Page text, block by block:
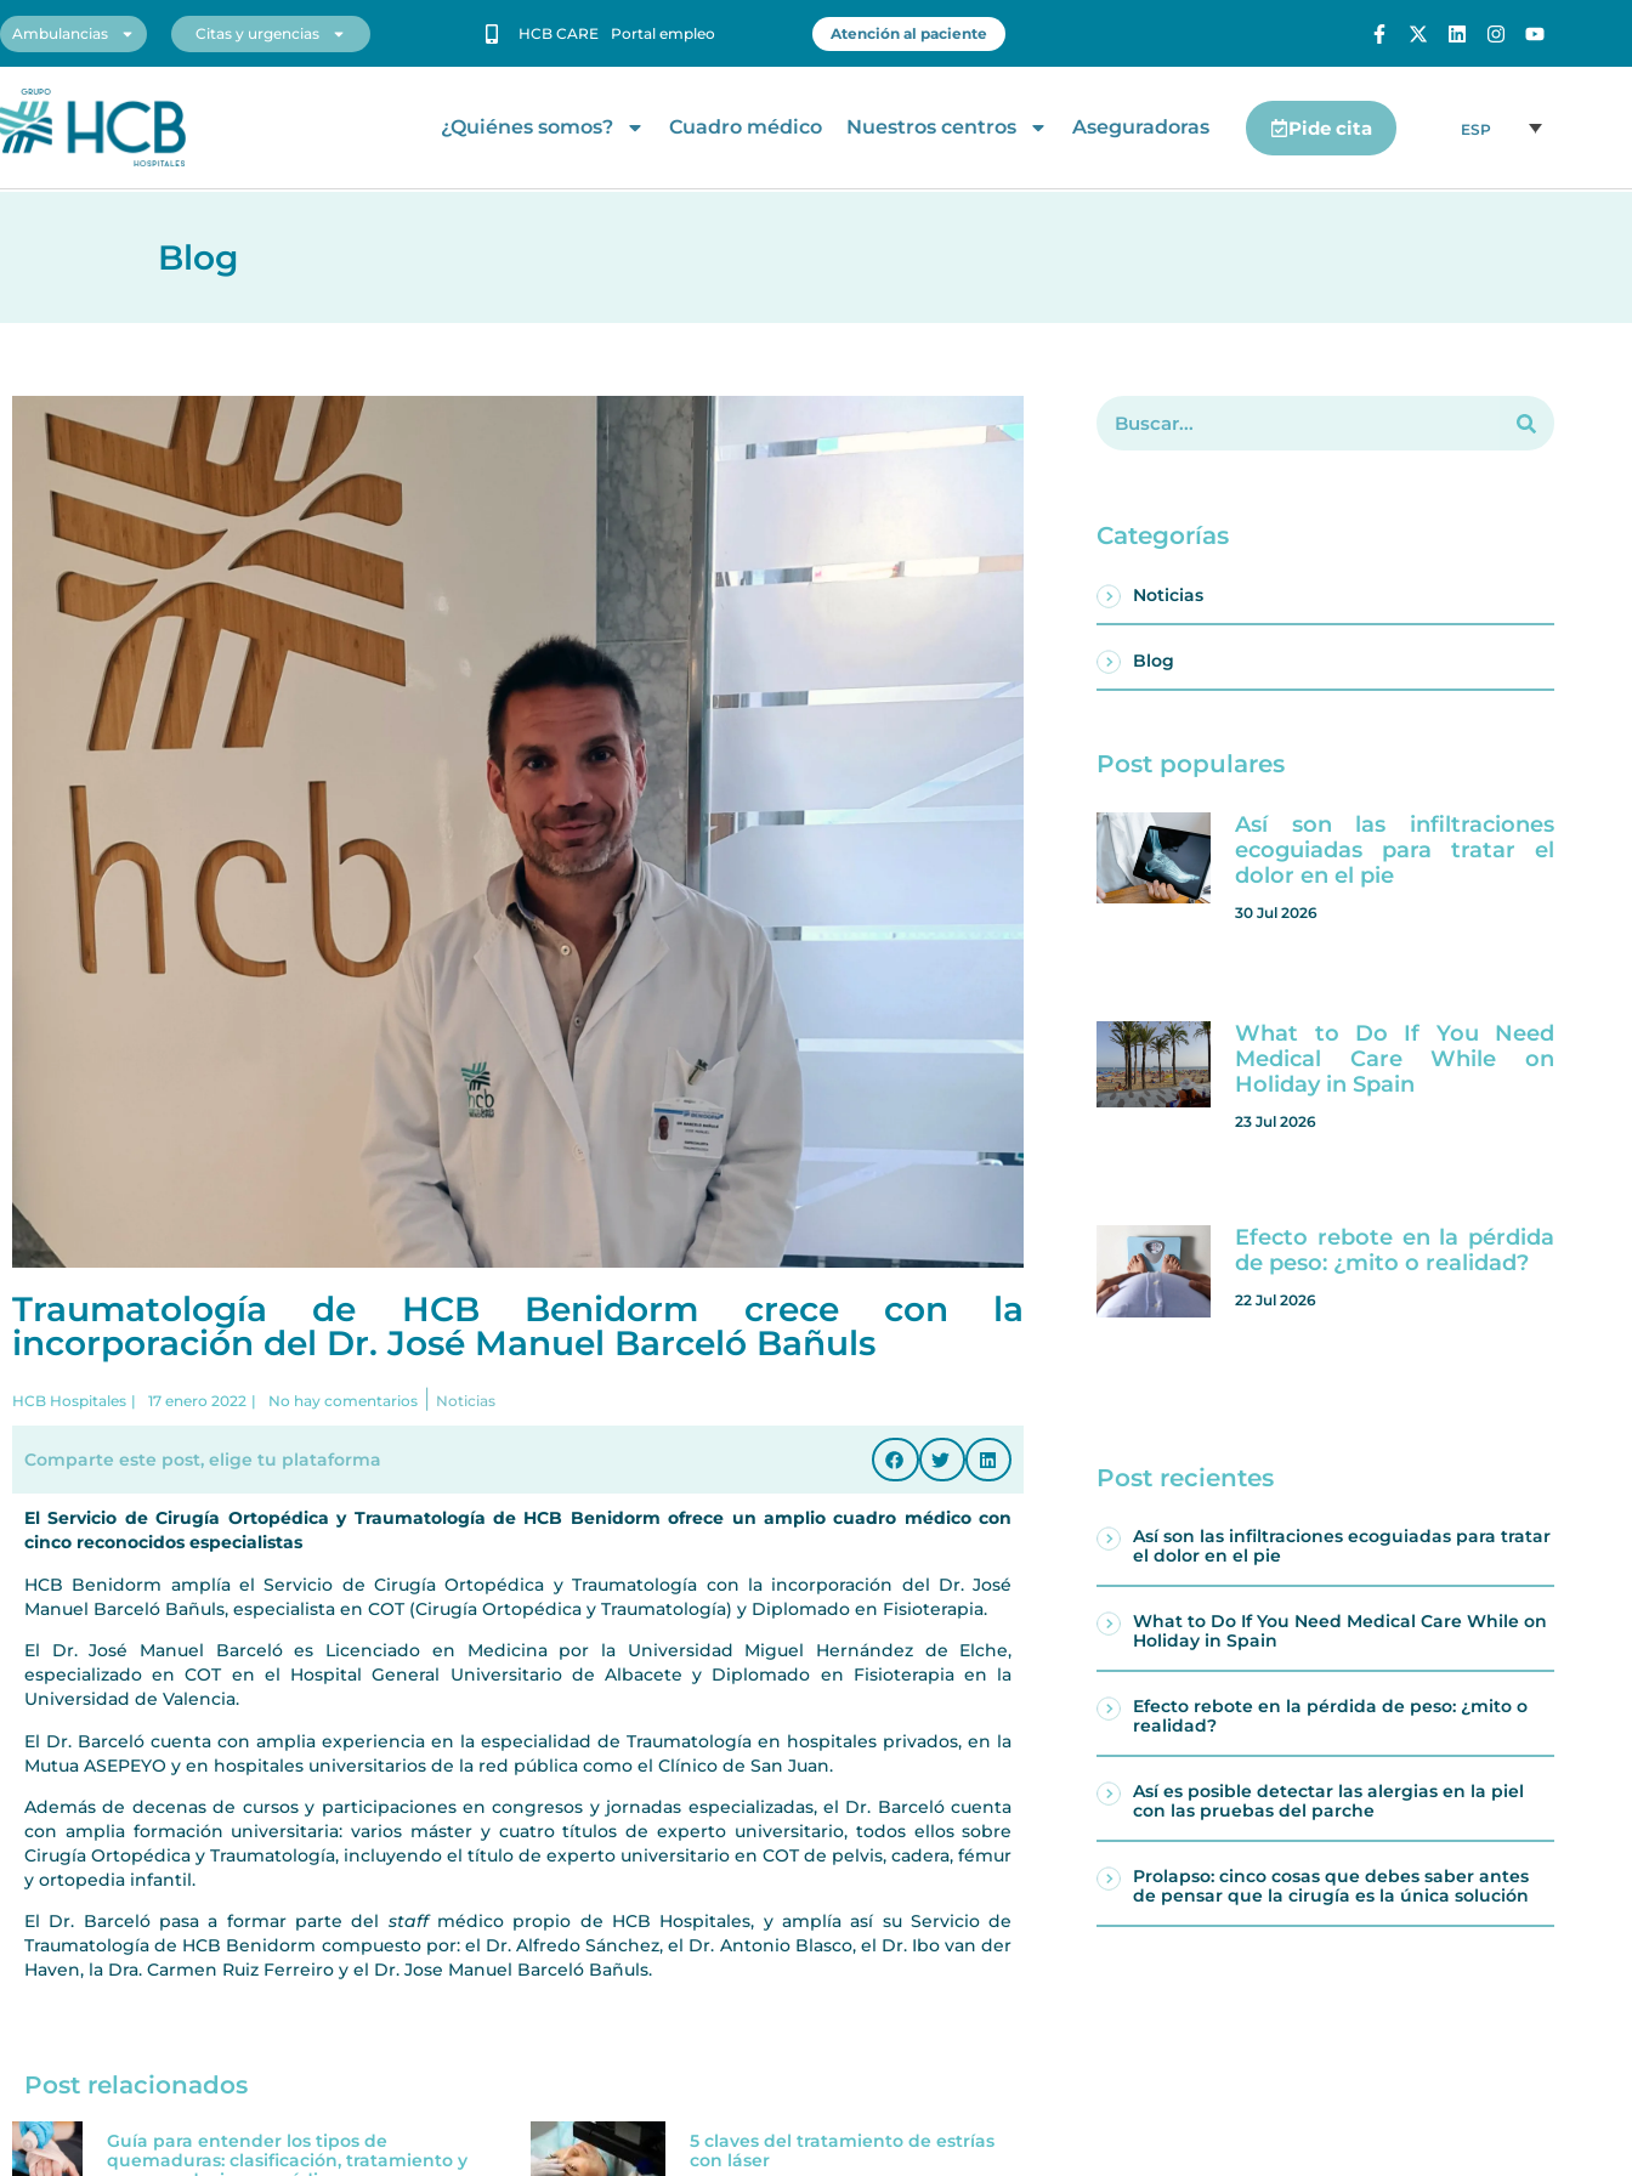
Ambulancias Citas y urgencias HCB CARE Portal empleo Atención al paciente
¿Quiénes somos? Cuadro médico Nuestros centros Aseguradoras Pide cita ESP
Blog
Traumatología de HCB Benidorm crece con la
incorporación del Dr. José Manuel Barceló Bañuls
HCB Hospitales | 17 enero 2022 | No hay comentarios Noticias
Comparte este post, elige tu plataforma
El Servicio de Cirugía Ortopédica y Traumatología de HCB Benidorm ofrece un amplio cuadro médico con
cinco reconocidos especialistas
HCB Benidorm amplía el Servicio de Cirugía Ortopédica y Traumatología con la incorporación del Dr. José
Manuel Barceló Bañuls, especialista en COT (Cirugía Ortopédica y Traumatología) y Diplomado en Fisioterapia.
El Dr. José Manuel Barceló es Licenciado en Medicina por la Universidad Miguel Hernández de Elche,
especializado en COT en el Hospital General Universitario de Albacete y Diplomado en Fisioterapia en la
Universidad de Valencia.
El Dr. Barceló cuenta con amplia experiencia en la especialidad de Traumatología en hospitales privados, en la
Mutua ASEPEYO y en hospitales universitarios de la red pública como el Clínico de San Juan.
Además de decenas de cursos y participaciones en congresos y jornadas especializadas, el Dr. Barceló cuenta
con amplia formación universitaria: varios máster y cuatro títulos de experto universitario, todos ellos sobre
Cirugía Ortopédica y Traumatología, incluyendo el título de experto universitario en COT de pelvis, cadera, fémur
y ortopedia infantil.
El Dr. Barceló pasa a formar parte del staffmédico propio de HCB Hospitales, y amplía así su Servicio de
Traumatología de HCB Benidorm compuesto por: el Dr. Alfredo Sánchez, el Dr. Antonio Blasco, el Dr. Ibo van der
Haven, la Dra. Carmen Ruiz Ferreiro y el Dr. Jose Manuel Barceló Bañuls.
Post relacionados
Guía para entender los tipos de
quemaduras: clasificación, tratamiento y
5 claves del tratamiento de estrías
con láser
Categorías
Noticias
Blog
Post populares
Así son las infiltraciones
ecoguiadas para tratar el
dolor en el pie
30 Jul 2026
What to Do If You Need
Medical Care While on
Holiday in Spain
23 Jul 2026
Efecto rebote en la pérdida
de peso: ¿mito o realidad?
22 Jul 2026
Post recientes
Así son las infiltraciones ecoguiadas para tratar
el dolor en el pie
What to Do If You Need Medical Care While on
Holiday in Spain
Efecto rebote en la pérdida de peso: ¿mito o
realidad?
Así es posible detectar las alergias en la piel
con las pruebas del parche
Prolapso: cinco cosas que debes saber antes
de pensar que la cirugía es la única solución